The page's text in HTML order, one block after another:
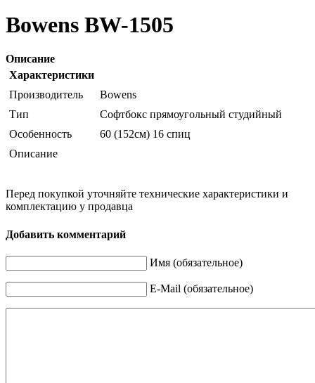
Bowens BW-1505
Описание
Характеристики
Производитель
Bowens
Тип
Софтбокс прямоугольный студийный
Особенность
60 (152см) 16 спиц
Описание
Перед покупкой уточняйте технические характеристики и
комплектацию у продавца
Добавить комментарий
Имя (обязательное)
E-Mail (обязательное)